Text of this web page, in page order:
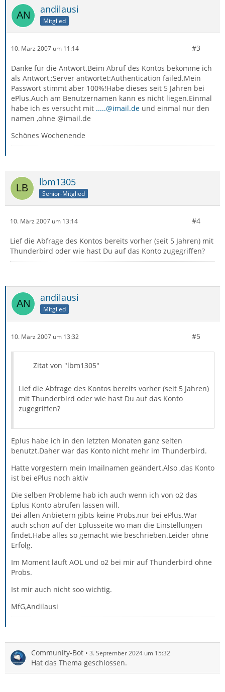
andilausi
Mitglied
10. März 2007 um 11:14 #3
Danke für die Antwort.Beim Abruf des Kontos bekomme ich
als Antwort,;Server antwortet:Authentication failed.Mein
Passwort stimmt aber 100%!Habe dieses seit 5 Jahren bei
ePlus.Auch am Benutzernamen kann es nicht liegen.Einmal
habe ich es versucht mit .....@imail.de und einmal nur den
namen ,ohne @imail.de
Schönes Wochenende
lbm1305
Senior-Mitglied
10. März 2007 um 13:14 #4
Lief die Abfrage des Kontos bereits vorher (seit 5 Jahren) mit
Thunderbird oder wie hast Du auf das Konto zugegriffen?
andilausi
Mitglied
10. März 2007 um 13:32 #5
Zitat von "lbm1305"
Lief die Abfrage des Kontos bereits vorher (seit 5 Jahren)
mit Thunderbird oder wie hast Du auf das Konto
zugegriffen?
Eplus habe ich in den letzten Monaten ganz selten
benutzt.Daher war das Konto nicht mehr im Thunderbird.
Hatte vorgestern mein Imailnamen geändert.Also ,das Konto
ist bei ePlus noch aktiv
Die selben Probleme hab ich auch wenn ich von o2 das
Eplus Konto abrufen lassen will.
Bei allen Anbietern gibts keine Probs,nur bei ePlus.War
auch schon auf der Eplusseite wo man die Einstellungen
findet.Habe alles so gemacht wie beschrieben.Leider ohne
Erfolg.
Im Moment läuft AOL und o2 bei mir auf Thunderbird ohne
Probs.
Ist mir auch nicht soo wichtig.
MfG,Andilausi
Community-Bot 3. September 2024 um 15:32
Hat das Thema geschlossen.